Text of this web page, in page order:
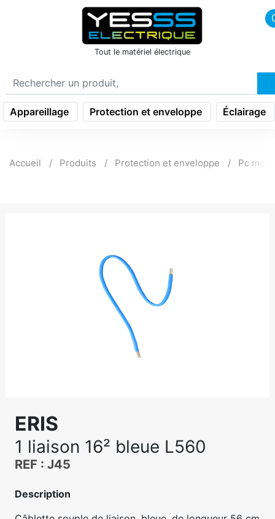
icon menu burger
Tout le matériel électrique
Appareillage Protection et enveloppe Éclairage
Accueil Produits Protection et enveloppe Pc
ERIS
1 liaison 16² bleue L560
REF : J45
Description